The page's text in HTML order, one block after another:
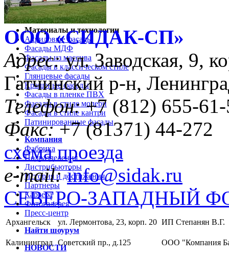
Гид по декорам
Материалы и технологии
Акриловые фасады
Фасады МДФ
Фасады из массива
Фасады в классическом стиле
Глянцевые фасады
Крашеные фасады
Фасады в пленке ПВХ
Фасады в стиле модерн
Фасады в стиле кантри
Патинированные фасады
Компания
Фабрика
Подразделения
Дистрибьюторы
История и достижения
Партнеры
Карьера
Фотогалерея
Пресс-центр
Найти шоурум
НОВОСТИ
ООО «CИДАК-СП»
Адрес:ул. Заводская, 9,
Гатчинский р-н,
Телефон:+7 (812) 655-
Факс:+7 (81371) 44-272
схема проезда
e-mail: info@sidak.ru
СЕВЕРО-ЗАПАДНЫЙ
Архангельск ул. Лермонтова, 23, корп. 20 ИП Степанян В.Г.
Калининград Советский пр., д.125 ООО "Компания